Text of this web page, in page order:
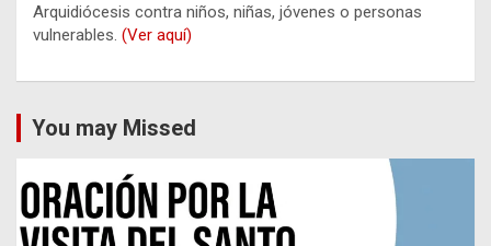
Arquidiócesis contra niños, niñas, jóvenes o personas
vulnerables. (Ver aquí)
You may Missed